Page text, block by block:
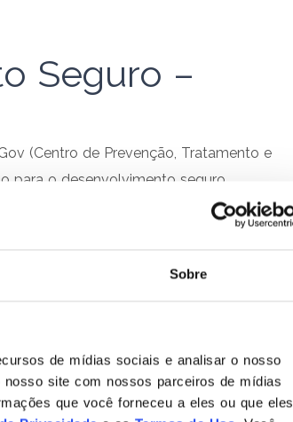
Sobre
de mídias sociais e analisar o nosso
site com nossos parceiros de mídias
que você forneceu a eles ou que eles
Seguro –
(Centro de Prevenção, Tratamento e
para o desenvolvimento seguro
linguagens de programação,
que diversos são […]